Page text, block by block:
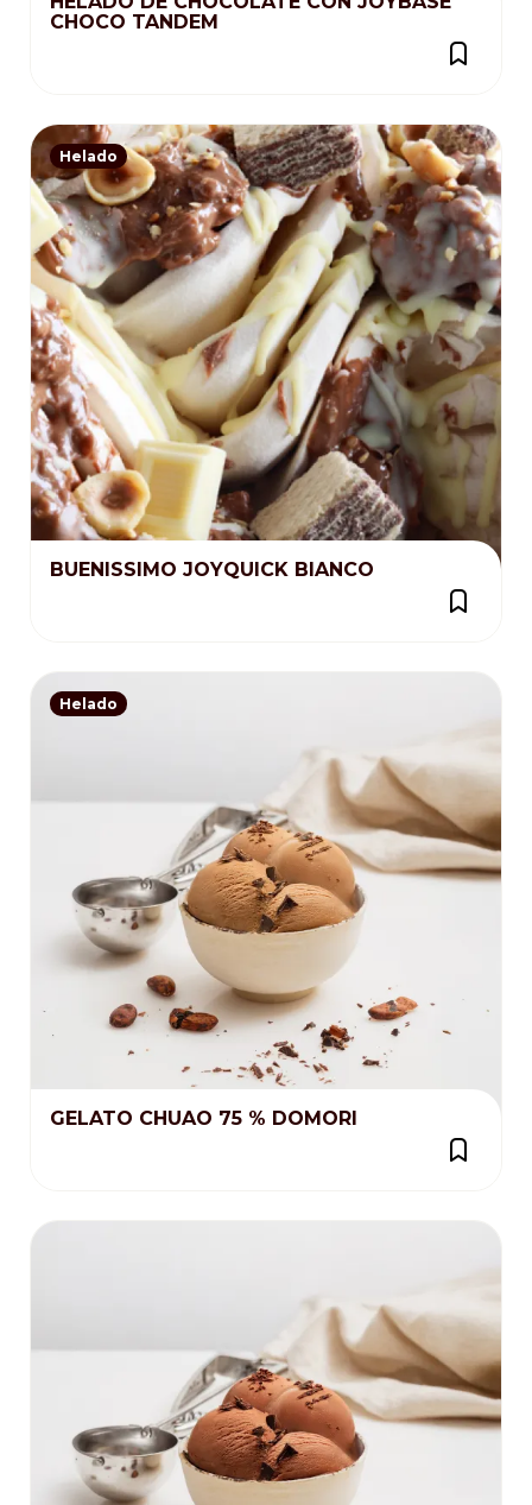
CHOCO TANDEM
Helado
BUENISSIMO JOYQUICK BIANCO
Helado
GELATO CHUAO 75 % DOMORI